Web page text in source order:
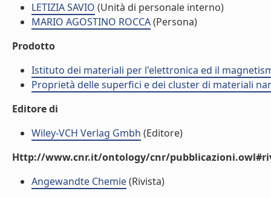
LETIZIA SAVIO (Unità di personale interno)
MARIO AGOSTINO ROCCA(Persona)
Prodotto
Istituto dei materiali per l'elettronica ed il
Proprietà delle superfici e dei cluster di materiali
Editore di
Wiley-VCH Verlag Gmbh (Editore)
Http://www.cnr.it/ontology/cnr/
Angewandte Chemie(Rivista)